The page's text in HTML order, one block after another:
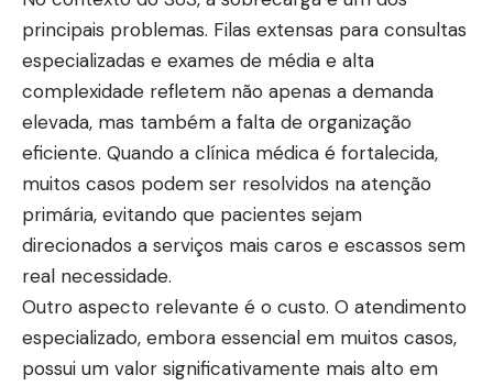
principais problemas. Filas extensas para consultas
especializadas e exames de média e alta
complexidade refletem não apenas a demanda
elevada, mas também a falta de organização
eficiente. Quando a clínica médica é fortalecida,
muitos casos podem ser resolvidos na atenção
primária, evitando que pacientes sejam
direcionados a serviços mais caros e escassos sem
real necessidade.
Outro aspecto relevante é o custo. O atendimento
especializado, embora essencial em muitos casos,
possui um valor significativamente mais alto em